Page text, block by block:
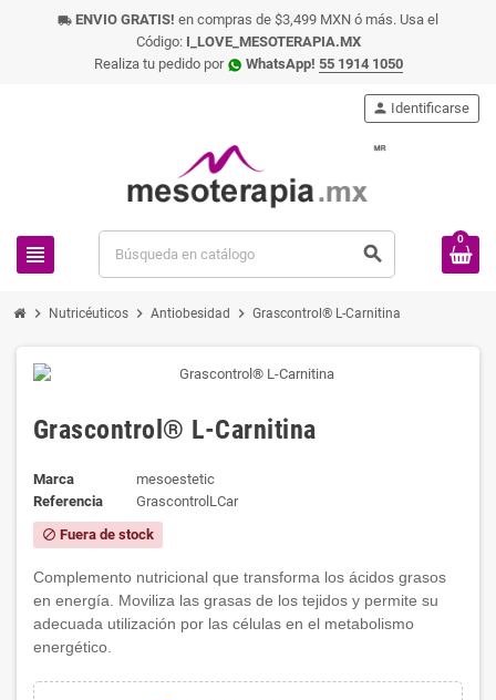
local_shipping ENVIO GRATIS! en compras de $3,499 MXN ó más. Usa el
Código: I_LOVE_MESOTERAPIA.MX
Realiza tu pedido por
WhatsApp! 55 1914 1050
view_headline search
person Identificarse
0
chevron_right Nutricéuticos chevron_right Antiobesidad chevron_right Grascontrol® L-Carnitina
Grascontrol® L-Carnitina
Marca
mesoestetic
Referencia
GrascontrolLCar
block Fuera de stock
Complemento nutricional que transforma los ácidos grasos
en energía. Moviliza las grasas de los tejidos y permite su
adecuada utilización por las células en el metabolismo
energético.